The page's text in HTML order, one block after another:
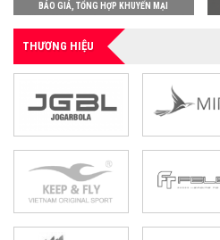
BÁO GIÁ, TỔNG HỢP KHUYẾN MẠI
THƯƠNG HIỆU